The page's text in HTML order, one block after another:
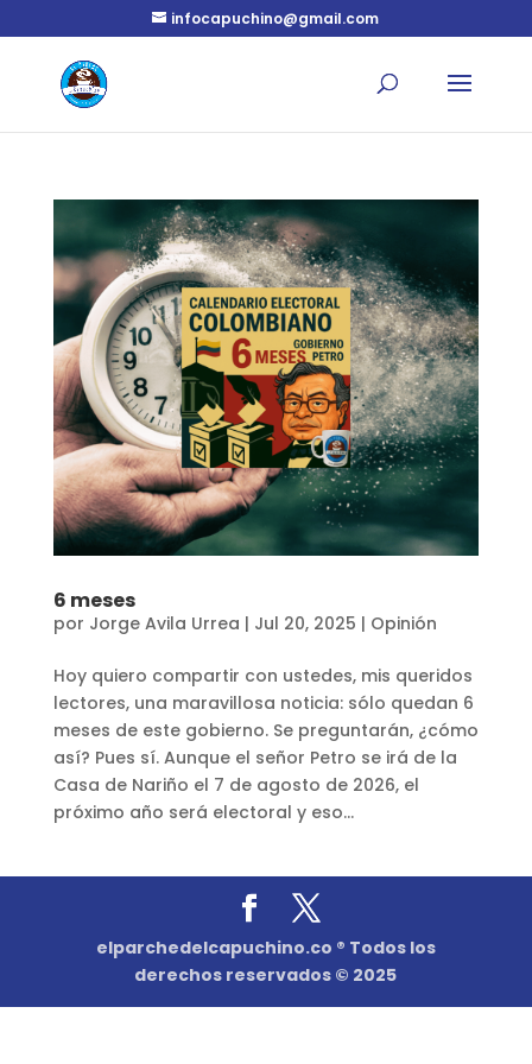
infocapuchino@gmail.com
6 meses
por Jorge Avila Urrea | Jul 20, 2025 | Opinión
Hoy quiero compartir con ustedes, mis queridos
lectores, una maravillosa noticia: sólo quedan 6
meses de este gobierno. Se preguntarán, ¿cómo
así? Pues sí. Aunque el señor Petro se irá de la
Casa de Nariño el 7 de agosto de 2026, el
próximo año será electoral y eso...
elparchedelcapuchino.co ® Todos los
derechos reservados © 2025